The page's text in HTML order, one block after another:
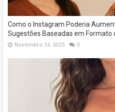
Como o Instagram Poderia
Sugestões Baseadas em Formato
Novembro 13, 2025 0